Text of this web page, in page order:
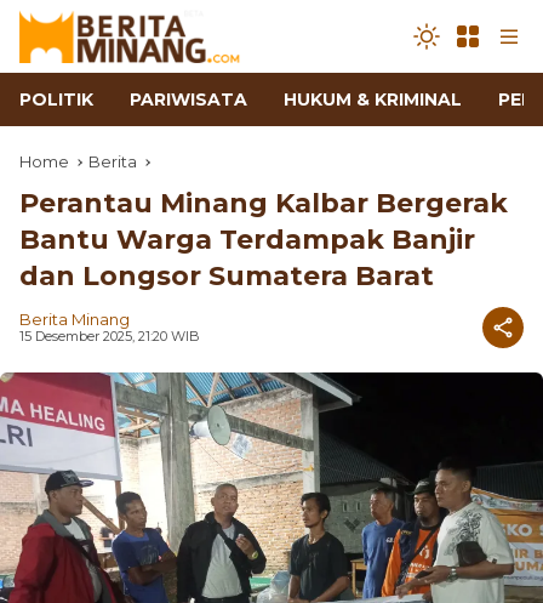
POLITIK PARIWISATA HUKUM & KRIMINAL
Home Berita
Perantau Minang Kalbar Bergerak
Bantu Warga Terdampak Banjir
dan Longsor Sumatera Barat
Berita Minang
15 Desember 2025, 21:20 WIB